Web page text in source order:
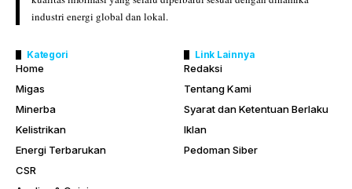
industri energi global dan lokal.
Kategori
Home
Migas
Minerba
Kelistrikan
Energi Terbarukan
CSR
Link Lainnya
Redaksi
Tentang Kami
Syarat dan Ketentuan Berlaku
Iklan
Pedoman Siber